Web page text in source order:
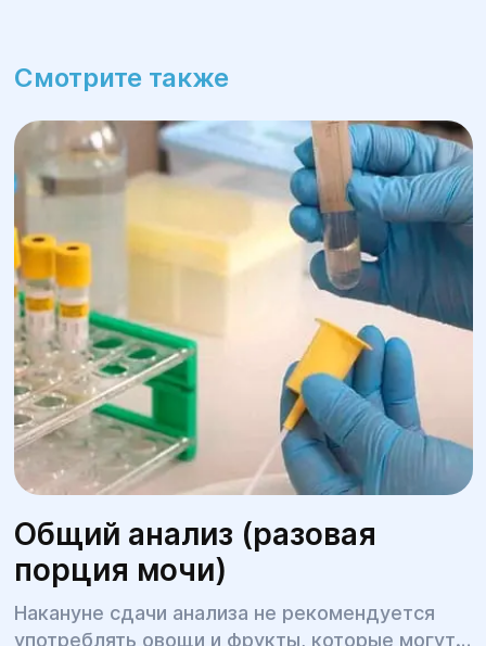
Смотрите также
Общий анализ (разовая
порция мочи)
Накануне сдачи анализа не рекомендуется
употреблять овощи и фрукты, которые могут